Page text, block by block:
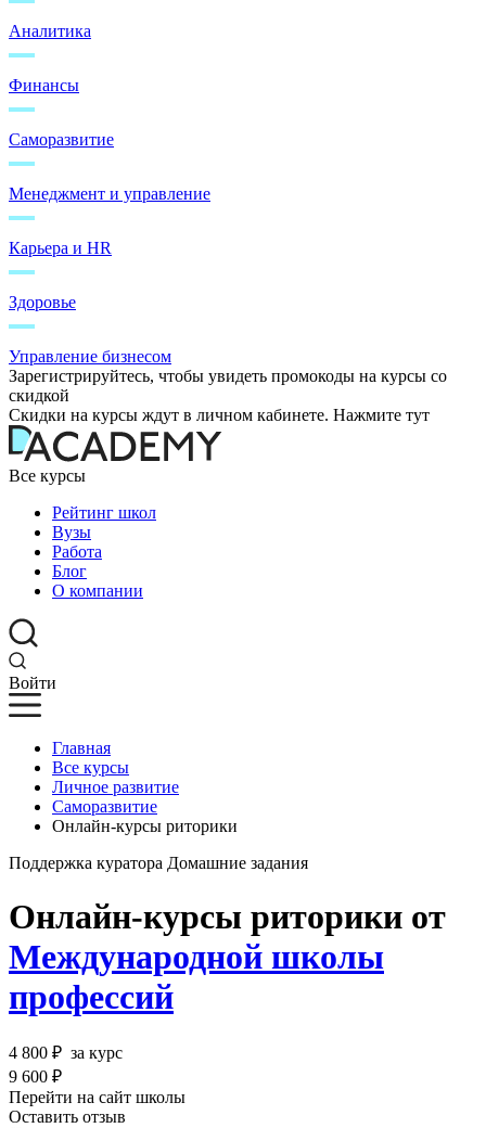
Аналитика
Финансы
Саморазвитие
Менеджмент и управление
Карьера и HR
Здоровье
Управление бизнесом
Зарегистрируйтесь, чтобы увидеть промокоды на курсы со
скидкой
Скидки на курсы ждут в личном кабинете. Нажмите тут
Все курсы
Рейтинг школ
Вузы
Работа
Блог
О компании
Войти
Главная
Все курсы
Личное развитие
Саморазвитие
Онлайн-курсы риторики
Поддержка куратора Домашние задания
Онлайн-курсы риторики от
Международной школы
профессий
4 800 ₽ за курс
9 600 ₽
Перейти на сайт школы
Оставить отзыв